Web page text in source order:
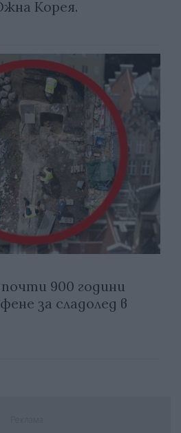
Корея.
900 години
за сладолед в